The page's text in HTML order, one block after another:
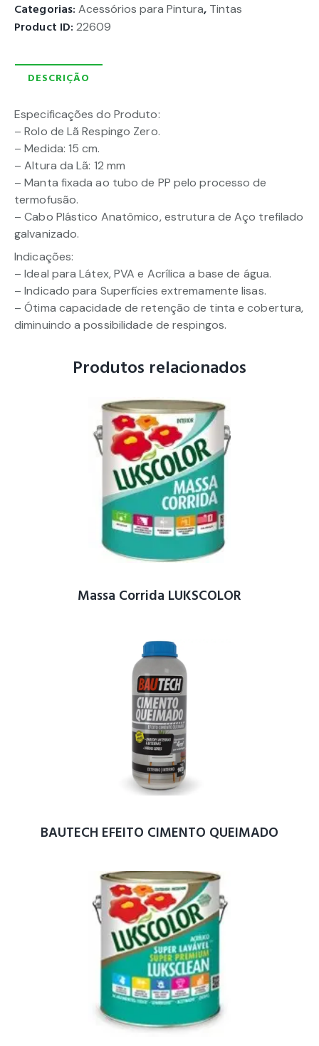
Categorias:Acessórios para Pintura, Tintas
Product ID:22609
DESCRIÇÃO
Especificações do Produto:
– Rolo de Lã Respingo Zero.
– Medida: 15 cm.
– Altura da Lã: 12 mm
– Manta fixada ao tubo de PP pelo processo de
termofusão.
– Cabo Plástico Anatômico, estrutura de Aço trefilado
galvanizado.
Indicações:
– Ideal para Látex, PVA e Acrílica a base de água.
– Indicado para Superfícies extremamente lisas.
– Ótima capacidade de retenção de tinta e cobertura,
diminuindo a possibilidade de respingos.
Produtos relacionados
Massa Corrida LUKSCOLOR
BAUTECH EFEITO CIMENTO QUEIMADO